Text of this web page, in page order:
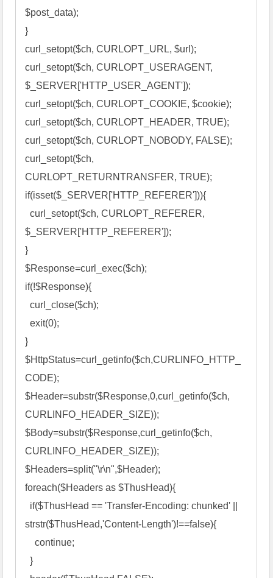
$post_data);
}
curl_setopt($ch, CURLOPT_URL, $url);
curl_setopt($ch, CURLOPT_USERAGENT,
$_SERVER['HTTP_USER_AGENT']);
curl_setopt($ch, CURLOPT_COOKIE, $cookie);
curl_setopt($ch, CURLOPT_HEADER, TRUE);
curl_setopt($ch, CURLOPT_NOBODY, FALSE);
curl_setopt($ch,
CURLOPT_RETURNTRANSFER, TRUE);
if(isset($_SERVER['HTTP_REFERER'])){
  curl_setopt($ch, CURLOPT_REFERER,
$_SERVER['HTTP_REFERER']);
}
$Response=curl_exec($ch);
if(!$Response){
  curl_close($ch);
  exit(0);
}
$HttpStatus=curl_getinfo($ch,CURLINFO_HTTP_
CODE);
$Header=substr($Response,0,curl_getinfo($ch,
CURLINFO_HEADER_SIZE));
$Body=substr($Response,curl_getinfo($ch,
CURLINFO_HEADER_SIZE));
$Headers=split("\r\n",$Header);
foreach($Headers as $ThusHead){
strstr($ThusHead,'Content-Length')!==false){
    continue;
  }